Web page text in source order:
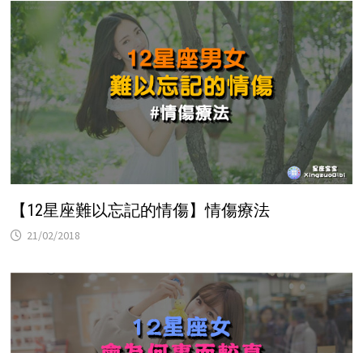
【12星座難以忘記的情傷】情傷療法
21/02/2018